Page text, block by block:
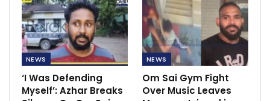
NEWS
‘I Was Defending
Myself’: Azhar Breaks
NEWS
Om Sai Gym Fight
Over Music Leaves